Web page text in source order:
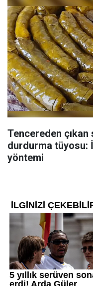
Tencereden çıkan
durdurma tüyosu:
yöntemi